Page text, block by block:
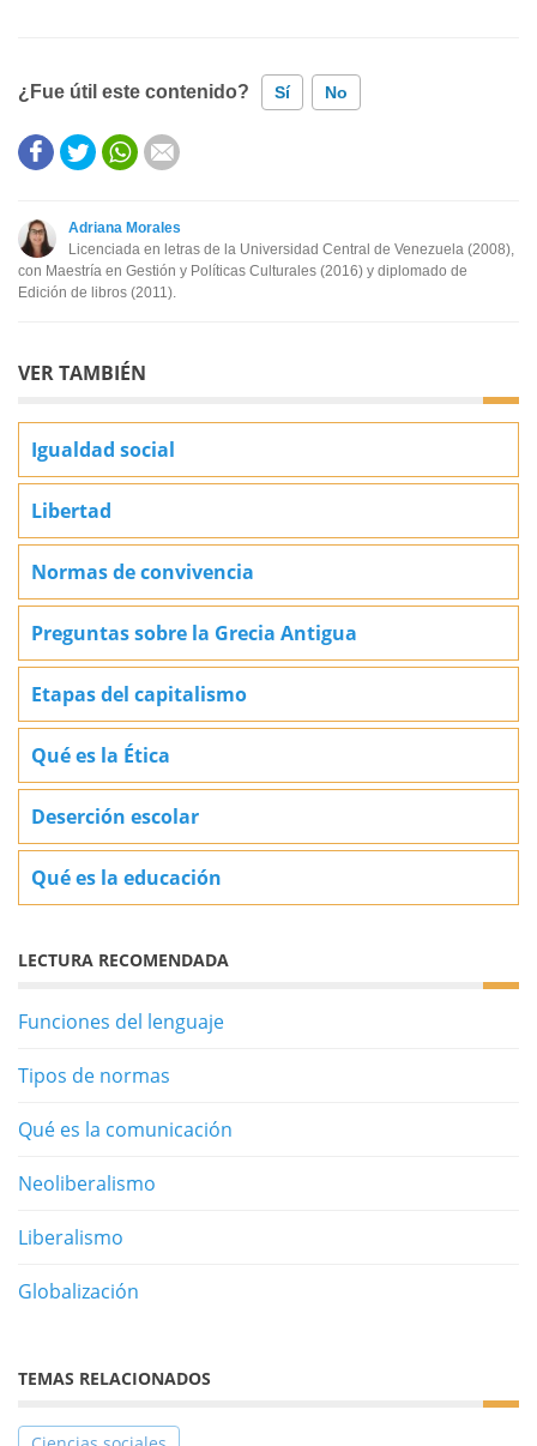
¿Fue útil este contenido? Sí No
Este contenido contiene información incorrecta
Otro
Adriana Morales
Licenciada en letras de la Universidad Central de Venezuela (2008),
con Maestría en Gestión y Políticas Culturales (2016) y diplomado de
Edición de libros (2011).
VER TAMBIÉN
Igualdad social
Libertad
Normas de convivencia
Preguntas sobre la Grecia Antigua
Etapas del capitalismo
Qué es la Ética
Deserción escolar
Qué es la educación
LECTURA RECOMENDADA
Funciones del lenguaje
Tipos de normas
Qué es la comunicación
Neoliberalismo
Liberalismo
Globalización
TEMAS RELACIONADOS